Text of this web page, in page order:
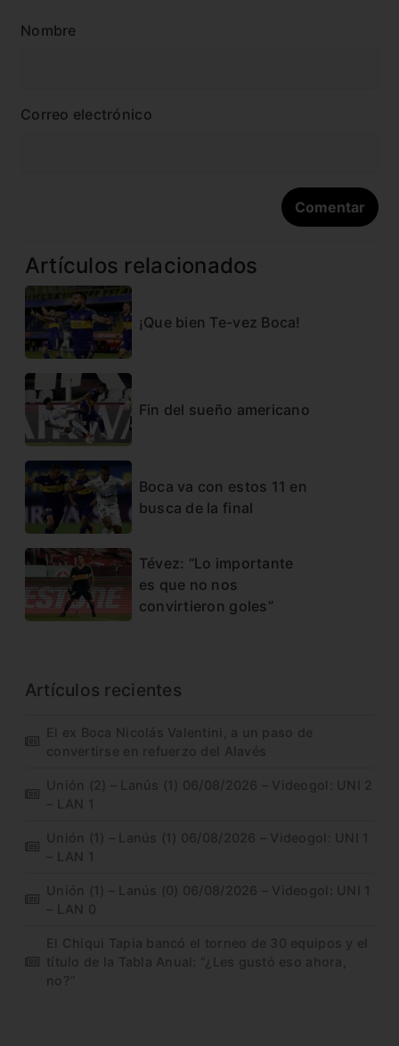
Nombre
Correo electrónico
Artículos relacionados
¡Que bien Te-vez Boca!
Fin del sueño americano
Boca va con estos 11 en
busca de la final
Tévez: “Lo importante
es que no nos
convirtieron goles”
Artículos recientes
El ex Boca Nicolás Valentini, a un paso de
convertirse en refuerzo del Alavés
Unión (2) – Lanús (1) 06/08/2026 – Videogol: UNI 2
– LAN 1
Unión (1) – Lanús (1) 06/08/2026 – Videogol: UNI 1
– LAN 1
Unión (1) – Lanús (0) 06/08/2026 – Videogol: UNI 1
– LAN 0
El Chiqui Tapia bancó el torneo de 30 equipos y el
título de la Tabla Anual: “¿Les gustó eso ahora,
no?”